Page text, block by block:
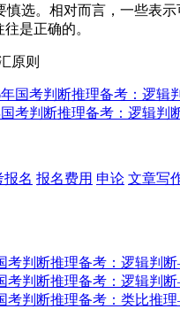
慎选。相对而言，一些表
是正确的。
原则
年国考判断推理备考：逻
国考判断推理备考：逻辑判
报名 报名费用 申论 文章写
考判断推理备考：逻辑判
考判断推理备考：逻辑判
考判断推理备考：类比推